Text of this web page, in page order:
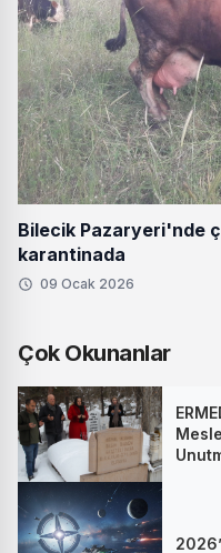
Bilecik Pazaryeri'nde
karantinada
09 Ocak 2026
Çok Okunanlar